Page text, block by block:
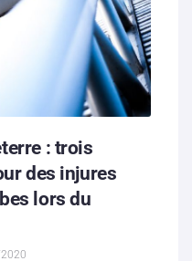
: trois
des injures
lors du